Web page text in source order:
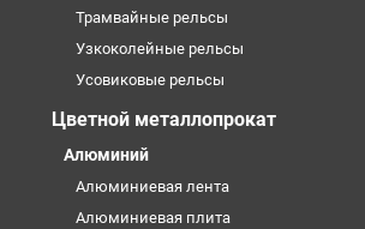
Трамвайные рельсы
Узкоколейные рельсы
Усовиковые рельсы
Цветной металлопрокат
Алюминий
Алюминиевая лента
Алюминиевая плита